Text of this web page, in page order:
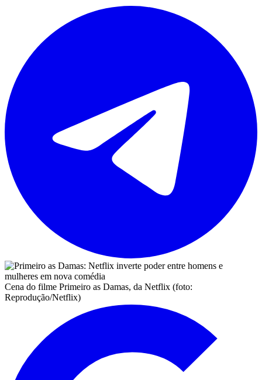
Cena do filme Primeiro as Damas, da Netflix (foto:
Reprodução/Netflix)